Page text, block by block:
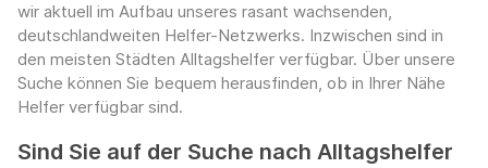
wir aktuell im Aufbau unseres rasant wachsenden,
deutschlandweiten Helfer-Netzwerks. Inzwischen sind in
den meisten Städten Alltagshelfer verfügbar. Über unsere
Suche können Sie bequem herausfinden, ob in Ihrer Nähe
Helfer verfügbar sind.
Sind Sie auf der Suche nach Alltagshelfer